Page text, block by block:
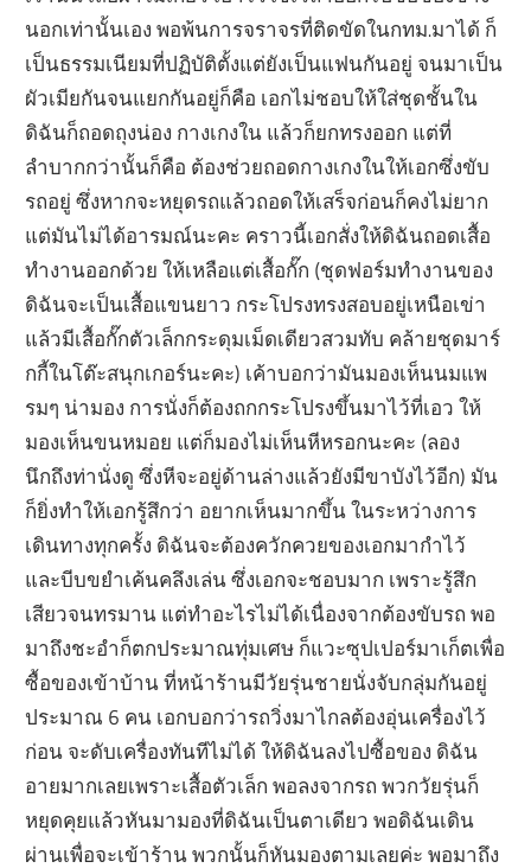
นอกเท่านั้นเอง พอพ้นการจราจรที่ติดขัดในกทม.มาได้ ก็
เป็นธรรมเนียมที่ปฏิบัติตั้งแต่ยังเป็นแฟนกันอยู่ จนมาเป็น
ผัวเมียกันจนแยกกันอยู่ก็คือ เอกไม่ชอบให้ใส่ชุดชั้นใน
ดิฉันก็ถอดถุงน่อง กางเกงใน แล้วก็ยกทรงออก แต่ที่
ลำบากกว่านั้นก็คือ ต้องช่วยถอดกางเกงในให้เอกซึ่งขับ
รถอยู่ ซึ่งหากจะหยุดรถแล้วถอดให้เสร็จก่อนก็คงไม่ยาก
แต่มันไม่ได้อารมณ์นะคะ คราวนี้เอกสั่งให้ดิฉันถอดเสื้อ
ทำงานออกด้วย ให้เหลือแต่เสื้อกั๊ก (ชุดฟอร์มทำงานของ
ดิฉันจะเป็นเสื้อแขนยาว กระโปรงทรงสอบอยู่เหนือเข่า
แล้วมีเสื้อกั๊กตัวเล็กกระดุมเม็ดเดียวสวมทับ คล้ายชุดมาร์
กกี้ในโต๊ะสนุกเกอร์นะคะ) เค้าบอกว่ามันมองเห็นนมแพ
รมๆ น่ามอง การนั่งก็ต้องถกกระโปรงขึ้นมาไว้ที่เอว ให้
มองเห็นขนหมอย แต่ก็มองไม่เห็นหีหรอกนะคะ (ลอง
นึกถึงท่านั่งดู ซึ่งหีจะอยู่ด้านล่างแล้วยังมีขาบังไว้อีก) มัน
ก็ยิ่งทำให้เอกรู้สึกว่า อยากเห็นมากขึ้น ในระหว่างการ
เดินทางทุกครั้ง ดิฉันจะต้องควักควยของเอกมากำไว้
และบีบขยำเค้นคลึงเล่น ซึ่งเอกจะชอบมาก เพราะรู้สึก
เสียวจนทรมาน แต่ทำอะไรไม่ได้เนื่องจากต้องขับรถ พอ
มาถึงชะอำก็ตกประมาณทุ่มเศษ ก็แวะซุปเปอร์มาเก็ตเพื่อ
ซื้อของเข้าบ้าน ที่หน้าร้านมีวัยรุ่นชายนั่งจับกลุ่มกันอยู่
ประมาณ 6 คน เอกบอกว่ารถวิ่งมาไกลต้องอุ่นเครื่องไว้
ก่อน จะดับเครื่องทันทีไม่ได้ ให้ดิฉันลงไปซื้อของ ดิฉัน
อายมากเลยเพราะเสื้อตัวเล็ก พอลงจากรถ พวกวัยรุ่นก็
หยุดคุยแล้วหันมามองที่ดิฉันเป็นตาเดียว พอดิฉันเดิน
ผ่านเพื่อจะเข้าร้าน พวกนั้นก็หันมองตามเลยค่ะ พอมาถึง